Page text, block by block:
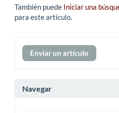
También puede Iniciar una
para este artículo.
Enviar
un
Enviar un artículo
Navegar